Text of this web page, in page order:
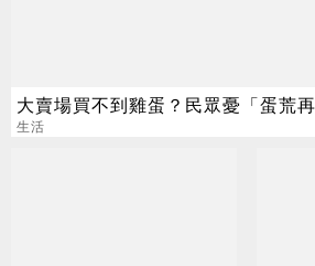
大賣場買不到雞蛋？民眾憂「蛋荒
生活